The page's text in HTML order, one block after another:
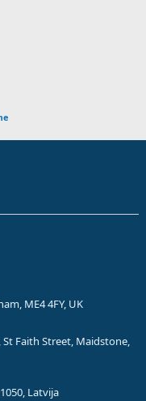
ME4 4FY, UK
Faith Street, Maidstone,
Latvija